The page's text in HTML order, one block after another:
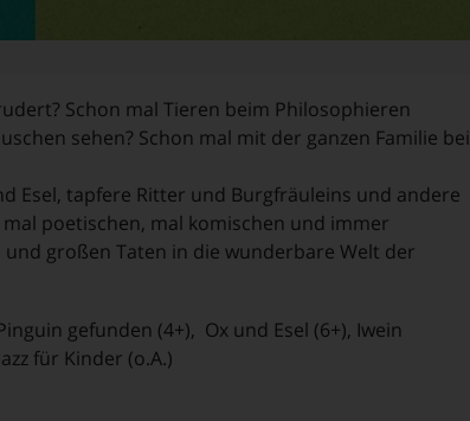
Schon mal Tieren beim Philosophieren
sehen? Schon mal mit der ganzen Familie bei
Esel, tapfere Ritter und Burgfräuleins und andere
poetischen, mal komischen und immer
großen Taten in die wunderbare Welt der
gefunden (4+), Ox und Esel (6+), Iwein
für Kinder (o.A.)